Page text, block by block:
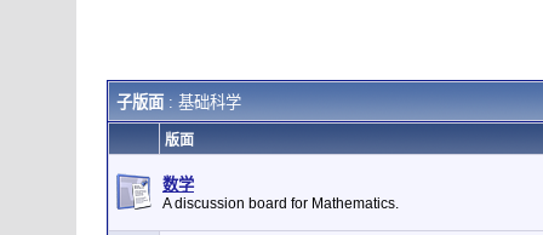
子版面: 基础科学
版面
数学
A discussion board for Mathematics.